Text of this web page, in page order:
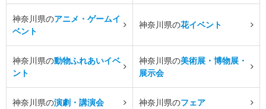
神奈川県のアニメ・ゲームイ
ベント
神奈川県の花イベント
神奈川県の動物ふれあいイベ
ント
神奈川県の美術展・博物展・
展示会
神奈川県の演劇・講演会 神奈川県のフェア